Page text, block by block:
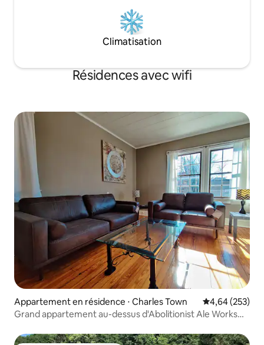
Climatisation
Résidences avec wifi
Appartement en résidence ⋅ Charles Town Évaluation
4,64 (253)
Grand appartement au-dessus d'Abolitionist Ale Works